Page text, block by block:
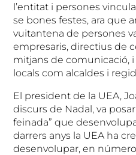
l’entitat i persones
se bones festes, ara que
vuitantena de persones
empresaris, directius de
mitjans de comunicació,
locals com alcaldes i
El president de la UEA,
discurs de Nadal, va
feinada” que
darrers anys la UEA ha
desenvolupar, en